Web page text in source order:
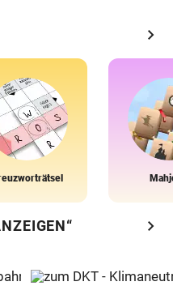
chevron_right
chevron_right